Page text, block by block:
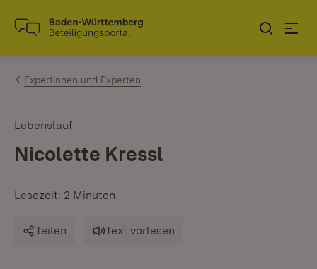
Zum Inhalt springen
Link zur Startseite
Expertinnen und Experten
Lebenslauf
Nicolette Kressl
Lesezeit: 2 Minuten
Teilen Text vorlesen